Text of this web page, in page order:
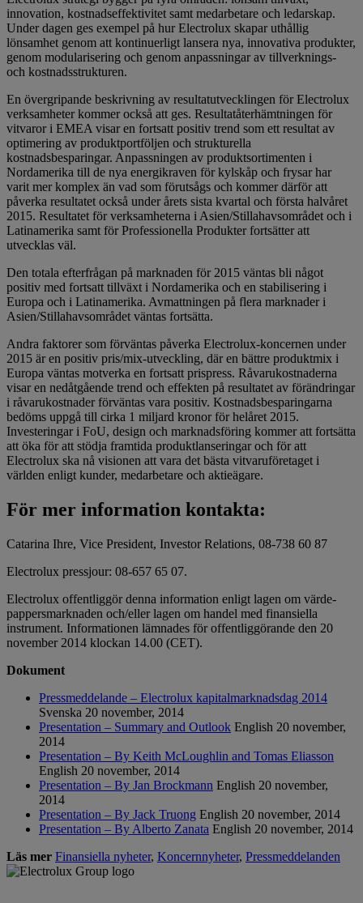
innovation, kostnadseffektivitet samt medarbetare och ledarskap.
Under dagen ges exempel på hur Electrolux skapar uthållig
lönsamhet genom att kontinuerligt lansera nya, innovativa produkter,
genom modularisering och genom anpassningar av tillverknings-
och kostnadsstrukturen.
En övergripande beskrivning av resultatutvecklingen för Electrolux
verksamheter kommer också att ges. Resultatåterhämtningen för
vitvaror i EMEA visar en fortsatt positiv trend som ett resultat av
optimering av produktportföljen och strukturella
kostnadsbesparingar. Anpassningen av produktsortimenten i
Nordamerika till de nya energikraven för kylskåp och frysar har
varit mer komplex än vad som förutsågs och kommer därför att
påverka resultatet också under årets sista kvartal och första halvåret
2015. Resultatet för verksamheterna i Asien/Stillahavsområdet och i
Latinamerika samt för Professionella Produkter fortsätter att
utvecklas väl.
Den totala efterfrågan på marknaden för 2015 väntas bli något
positiv med fortsatt tillväxt i Nordamerika och en stabilisering i
Europa och i Latinamerika. Avmattningen på flera marknader i
Asien/Stillahavsområdet väntas fortsätta.
Andra faktorer som förväntas påverka Electrolux-koncernen under
2015 är en positiv pris/mix-utveckling, där en bättre produktmix i
Europa väntas motverka en fortsatt prispress. Råvarukostnaderna
visar en nedåtgående trend och effekten på resultatet av förändringar
i råvarukostnader förväntas vara positiv. Kostnadsbesparingarna
bedöms uppgå till cirka 1 miljard kronor för helåret 2015.
Investeringar i FoU, design och marknadsföring kommer att fortsätta
att öka för att stödja framtida produktlanseringar och för att
Electrolux ska nå visionen att vara det bästa vitvaruföretaget i
världen enligt kunder, medarbetare och aktieägare.
För mer information kontakta:
Catarina Ihre, Vice President, Investor Relations, 08-738 60 87
Electrolux pressjour: 08-657 65 07.
Electrolux offentliggör denna information enligt lagen om värde­
pappersmarknaden och/eller lagen om handel med finansiella
instrument. Informationen lämnades för offentliggörande den 20
november 2014 klockan 14.00 (CET).
Dokument
Pressmeddelande – Electrolux kapitalmarknadsdag 2014
Svenska 20 november, 2014
Presentation – Summary and Outlook English 20 november,
2014
Presentation – By Keith McLoughlin and Tomas Eliasson
English 20 november, 2014
Presentation – By Jan Brockmann English 20 november,
2014
Presentation – By Jack Truong English 20 november, 2014
Presentation – By Alberto Zanata English 20 november, 2014
Läs mer Finansiella nyheter, Koncernnyheter, Pressmeddelanden